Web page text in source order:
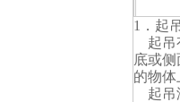
1．起
起吊
底或
的物
起吊